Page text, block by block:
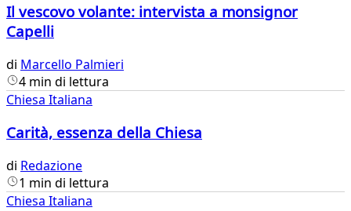
Il vescovo volante: intervista a monsignor
Capelli
di Marcello Palmieri
4 min di lettura
Chiesa Italiana
Carità, essenza della Chiesa
di Redazione
1 min di lettura
Chiesa Italiana